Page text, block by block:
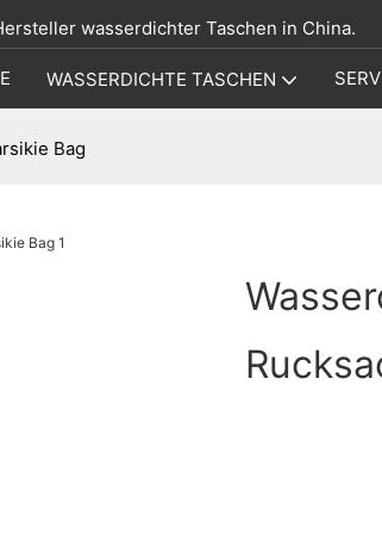
wasserdichter Taschen in China.
WASSERDICHTE TASCHEN
Bag